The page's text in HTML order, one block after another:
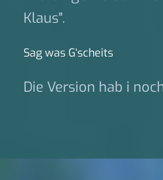
Klaus".
Sag was G‘scheits
Die Version hab i